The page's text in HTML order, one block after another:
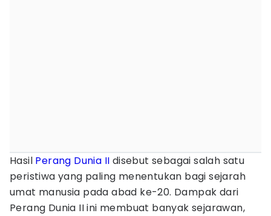
Hasil Perang Dunia II disebut sebagai salah satu
peristiwa yang paling menentukan bagi sejarah
umat manusia pada abad ke-20. Dampak dari
Perang Dunia II ini membuat banyak sejarawan,